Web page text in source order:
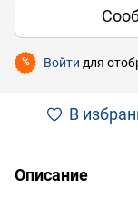
% Войти для
В
Описание